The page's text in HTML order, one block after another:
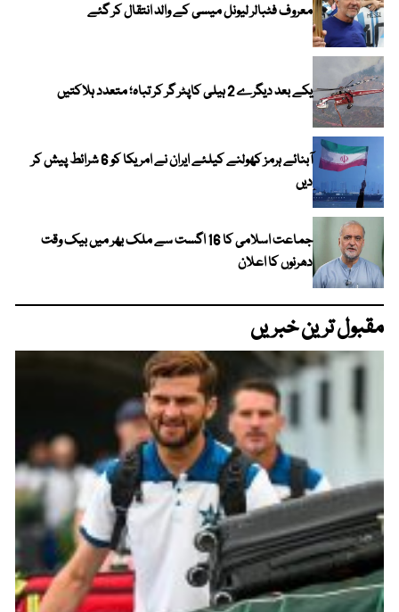
معروف فٹبالر لیونل میسی کے والد انتقال کر گئے
یکے بعد دیگرے 2 ہیلی کاپٹر گر کر تباہ؛ متعدد ہلاکتیں
آبنائے ہرمز کھولنے کیلئے ایران نے امریکا کو 6 شرائط پیش کر
دیں
جماعت اسلامی کا 16 اگست سے ملک بھر میں بیک وقت
دھرنوں کا اعلان
مقبول ترین خبریں